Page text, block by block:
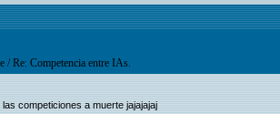
/Re: Competencia entre IAs.
competiciones a muerte jajajajaj